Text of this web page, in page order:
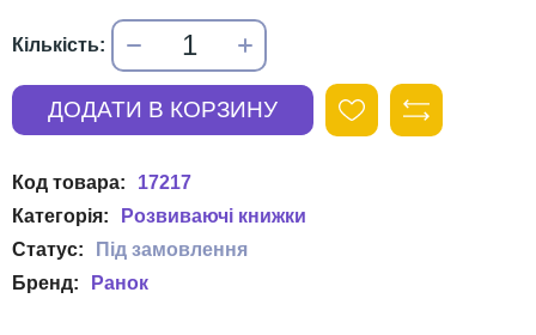
17217
Розвиваючі книжки
Ранок